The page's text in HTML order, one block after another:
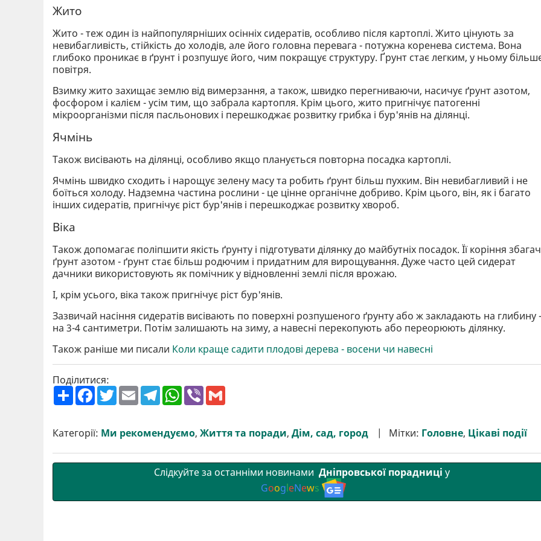
Жито
Жито - теж один із найпопулярніших осінніх сидератів, особливо після картоплі. Жито цінують за
невибагливість, стійкість до холодів, але його головна перевага - потужна коренева система. Вона
глибоко проникає в ґрунт і розпушує його, чим покращує структуру. Ґрунт стає легким, у ньому
повітря.
Взимку жито захищає землю від вимерзання, а також, швидко перегниваючи, насичує ґрунт азотом,
фосфором і калієм - усім тим, що забрала картопля. Крім цього, жито пригнічує патогенні
мікроорганізми після пасльонових і перешкоджає розвитку грибка і бур'янів на ділянці.
Ячмінь
Також висівають на ділянці, особливо якщо планується повторна посадка картоплі.
Ячмінь швидко сходить і нарощує зелену масу та робить ґрунт більш пухким. Він невибагливий і не
боїться холоду. Надземна частина рослини - це цінне органічне добриво. Крім цього, він, як і багато
інших сидератів, пригнічує ріст бур'янів і перешкоджає розвитку хвороб.
Віка
Також допомагає поліпшити якість ґрунту і підготувати ділянку до майбутніх посадок. Її коріння
ґрунт азотом - ґрунт стає більш родючим і придатним для вирощування. Дуже часто цей сидерат
дачники використовують як помічник у відновленні землі після врожаю.
І, крім усього, віка також пригнічує ріст бур'янів.
Зазвичай насіння сидератів висівають по поверхні розпушеного ґрунту або ж закладають на глибину -
на 3-4 сантиметри. Потім залишають на зиму, а навесні перекопують або переорюють ділянку.
Також раніше ми писали Коли краще садити плодові дерева - восени чи навесні
Поділитися:
П
о
р
и
F
a
b
o
T
w
e
E
m
l
T
e
g
r
W
h
s
A
V
r l
Категорії: Ми рекомендуємо, Життя та поради, Дім, сад, город Мітки: Головне, Цікаві події
Слідкуйте за останніми новинами Дніпровської порадниці у
GoogleNews